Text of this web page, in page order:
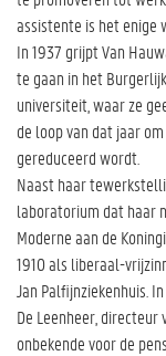
assistente is het enige
In 1937 grijpt Van
te gaan in het
universiteit, waar ze
de loop van dat jaar
gereduceerd wordt.
Naast haar
laboratorium dat haar
Moderne aan de
1910 als liberaal-
Jan Palfijnziekenhuis.
De Leenheer, directeur
onbekende voor de